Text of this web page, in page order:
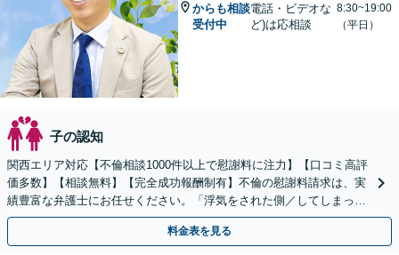
からも相談
受付中
電話・ビデオな
ど)は応相談
8:30~19:00
（平日）
子の認知
関西エリア対応【不倫相談1000件以上で慰謝料に注力】【口コミ高評
価多数】【相談無料】【完全成功報酬制有】不倫の慰謝料請求は、実
績豊富な弁護士にお任せください。「浮気をされた側／してしまった
側両方対応」人情派弁護士！
料金表を見る